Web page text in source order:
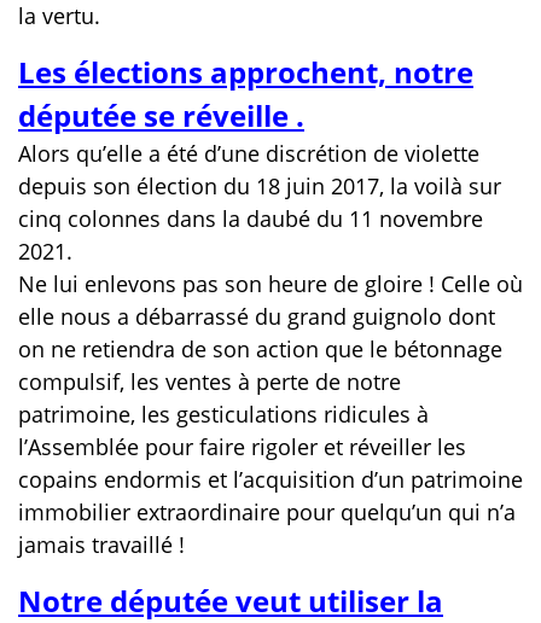
la vertu.
Les élections approchent, notre
députée se réveille .
Alors qu’elle a été d’une discrétion de violette
depuis son élection du 18 juin 2017, la voilà sur
cinq colonnes dans la daubé du 11 novembre
2021.
Ne lui enlevons pas son heure de gloire ! Celle où
elle nous a débarrassé du grand guignolo dont
on ne retiendra de son action que le bétonnage
compulsif, les ventes à perte de notre
patrimoine, les gesticulations ridicules à
l’Assemblée pour faire rigoler et réveiller les
copains endormis et l’acquisition d’un patrimoine
immobilier extraordinaire pour quelqu’un qui n’a
jamais travaillé !
Notre députée veut utiliser la